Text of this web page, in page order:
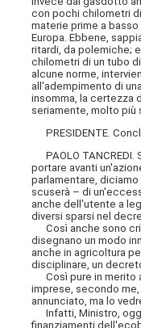
con pochi chilometri
materie prime a
Europa. Ebbene,
ritardi, da polemiche;
chilometri di un tubo
alcune norme,
all'adempimento di
insomma, la certezza
seriamente, molto più
PRESIDENTE.
PAOLO TANCREDI.
portare avanti
parlamentare,
scuserà – di
anche dell'utente a
diversi sparsi nel
Così anche sono
disegnano un modo
anche in agricoltura
disciplinare, un
Così pure in merito
imprese, secondo
annunciato, ma lo
Infatti, Ministro, oggi
finanziamenti